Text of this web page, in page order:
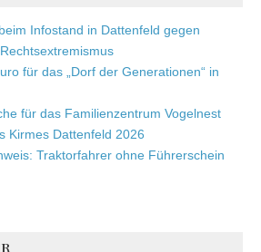
Infostand in Dattenfeld gegen
für das „Dorf der Generationen“ in
für das Familienzentrum Vogelnest
Kirmes Dattenfeld 2026
Traktorfahrer ohne Führerschein